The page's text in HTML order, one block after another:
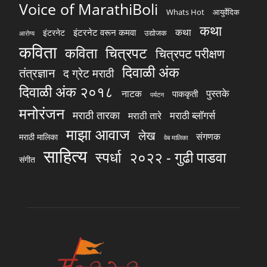
Voice of MarathiBoli Whats Hot आयुर्वेदिक
आरोग्य इंटरनेट इंटरनेट वरून कमवा उद्योजक कथा कथा
कविता कविता चित्रपट चित्रपट परीक्षण
तंत्रज्ञान द ग्रेट मराठी दिवाळी अंक
दिवाळी अंक २०१८
नाटक पर्यटन पाककृती पुस्तके
मनोरंजन मराठी तारका मराठी तारे मराठी ब्लॉगर्स
मराठी मालिका माझा आवाज लेख वेब मालिका संगणक
संगीत साहित्य स्पर्धा २०२२ - गुढी पाडवा